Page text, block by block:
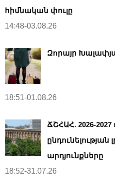
հիմնական փուլը
14:48-03.08.26
Զորայր
18:51-01.08.26
ՃՇՀԱՀ. 2026-
ընդունելության
արդյունքները
18:52-31.07.26